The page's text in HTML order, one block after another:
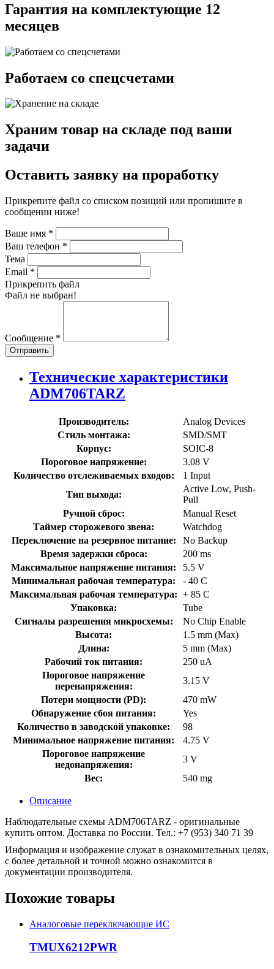
Гарантия на комплектующие 12
месяцев
Работаем со спецсчетами
Храним товар на складе под ваши
задачи
Оставить заявку на проработку
Прикрепите файл со списком позиций или пропишите в
сообщении ниже!
Ваше имя *
Ваш телефон *
Тема
Email *
Прикрепить файл
Файл не выбран!
Сообщение *
Отправить
Технические характеристики
ADM706TARZ
Производитель:
Analog Devices
Стиль монтажа:
SMD/SMT
Корпус:
SOIC-8
Пороговое напряжение:
3.08 V
Количество отслеживаемых входов:
1 Input
Тип выхода:
Active Low, Push-
Pull
Ручной сброс:
Manual Reset
Таймер сторожевого звена:
Watchdog
Переключение на резервное питание:
No Backup
Время задержки сброса:
200 ms
Максимальное напряжение питания:
5.5 V
Минимальная рабочая температура:
- 40 C
Максимальная рабочая температура: + 85 C
Упаковка:
Tube
Сигналы разрешения микросхемы:
No Chip Enable
Высота:
1.5 mm (Max)
Длина:
5 mm (Max)
Рабочий ток питания:
250 uA
Пороговое напряжение
перенапряжения:
3.15 V
Потери мощности (PD):
470 mW
Обнаружение сбоя питания:
Yes
Количество в заводской упаковке:
98
Минимальное напряжение питания:
4.75 V
Пороговое напряжение
недонапряжения:
3 V
Вес:
540 mg
Описание
Наблюдательные схемы ADM706TARZ - оригинальные
купить оптом. Доставка по России. Тел.: +7 (953) 340 71 39
Информация и изображение служат в ознакомительных целях,
с более детальной и точной можно ознакомится в
документации производителя.
Похожие товары
Аналоговые переключающие ИС
TMUX6212PWR